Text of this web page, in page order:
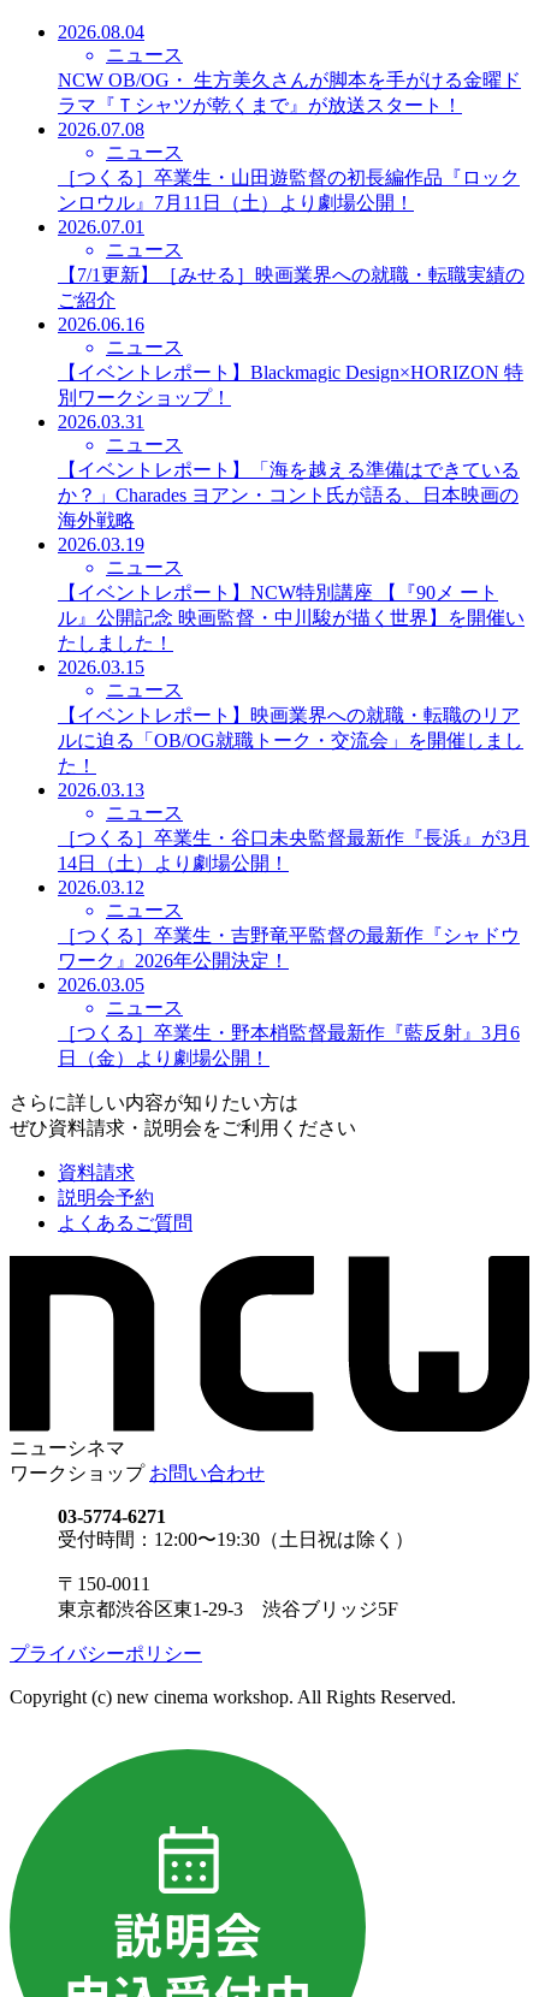
2026.08.04
ニュース
NCW OB/OG・ 生方美久さんが脚本を手がける金曜ド
ラマ『Ｔシャツが乾くまで』が放送スタート！
2026.07.08
ニュース
［つくる］卒業生・山田遊監督の初長編作品『ロック
ンロウル』7月11日（土）より劇場公開！
2026.07.01
ニュース
【7/1更新】［みせる］映画業界への就職・転職実績の
ご紹介
2026.06.16
ニュース
【イベントレポート】Blackmagic Design×HORIZON 特
別ワークショップ！
2026.03.31
ニュース
【イベントレポート】「海を越える準備はできている
か？」Charades ヨアン・コント氏が語る、日本映画の
海外戦略
2026.03.19
ニュース
【イベントレポート】NCW特別講座 【『90メ ート
ル』公開記念 映画監督・中川駿が描く世界】を開催い
たしました！
2026.03.15
ニュース
【イベントレポート】映画業界への就職・転職のリア
ルに迫る「OB/OG就職トーク・交流会」を開催しまし
た！
2026.03.13
ニュース
［つくる］卒業生・谷口未央監督最新作『長浜』が3月
14日（土）より劇場公開！
2026.03.12
ニュース
［つくる］卒業生・吉野竜平監督の最新作『シャドウ
ワーク』2026年公開決定！
2026.03.05
ニュース
［つくる］卒業生・野本梢監督最新作『藍反射』3月6
日（金）より劇場公開！
さらに詳しい内容が知りたい方は
ぜひ資料請求・説明会をご利用ください
資料請求
説明会予約
よくあるご質問
ニューシネマ
ワークショップ お問い合わせ
03-5774-6271
受付時間：12:00〜19:30（土日祝は除く）
〒150-0011
東京都渋谷区東1-29-3 渋谷ブリッジ5F
プライバシーポリシー
Copyright (c) new cinema workshop. All Rights Reserved.